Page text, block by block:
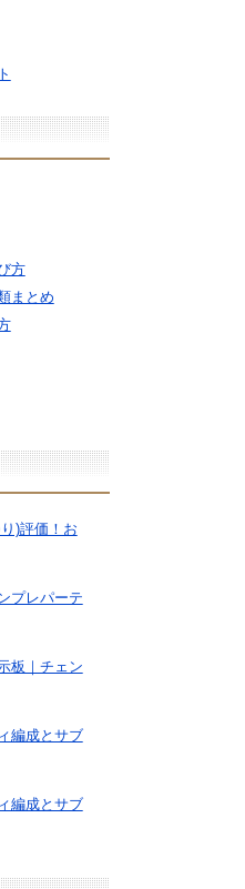
方
まとめ
)評価！お
プレパーテ
板｜チェン
編成とサブ
編成とサブ